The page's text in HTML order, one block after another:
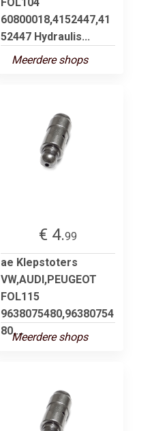
60800018,4152447,41
52447 Hydraulis...
Meerdere shops
€ 4.99
ae Klepstoters
VW,AUDI,PEUGEOT
FOL115
9638075480,96380754
80,...Meerdere shops